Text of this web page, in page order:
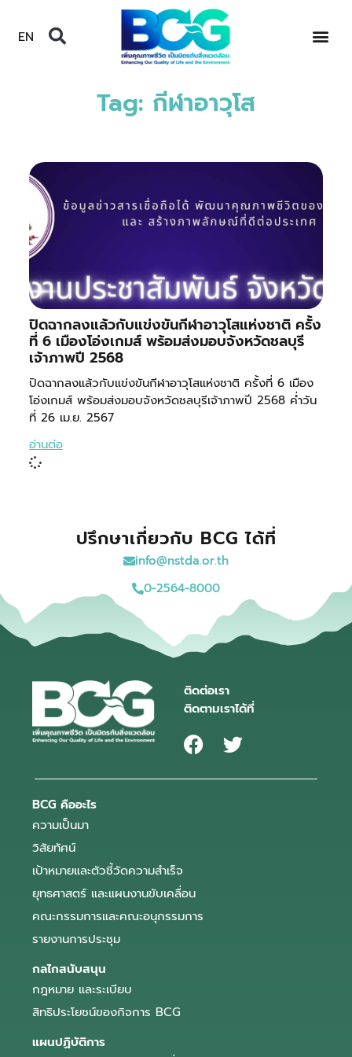
EN
Tag: กีฬาอาวุโส
ปิดฉากลงแล้วกับแข่งขันกีฬาอาวุโสแห่งชาติ ครั้ง
ที่ 6 เมืองโอ่งเกมส์ พร้อมส่งมอบจังหวัดชลบุรี
เจ้าภาพปี 2568
ปิดฉากลงแล้วกับแข่งขันกีฬาอาวุโสแห่งชาติ ครั้งที่ 6 เมือง
โอ่งเกมส์ พร้อมส่งมอบจังหวัดชลบุรีเจ้าภาพปี 2568 ค่ำวัน
ที่ 26 เม.ย. 2567
อ่านต่อ
ปรึกษาเกี่ยวกับ BCG ได้ที่
info@nstda.or.th
0-2564-8000
ติดต่อเรา
ติดตามเราได้ที่
BCG คืออะไร
ความเป็นมา
วิสัยทัศน์
เป้าหมายและตัวชี้วัดความสำเร็จ
ยุทธศาสตร์ และแผนงานขับเคลื่อน
คณะกรรมการและคณะอนุกรรมการ
รายงานการประชุม
กลไกสนับสนุน
กฎหมาย และระเบียบ
สิทธิประโยชน์ของกิจการ BCG
แผนปฏิบัติการ